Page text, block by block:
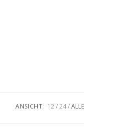
ANSICHT: 12 24 ALLE